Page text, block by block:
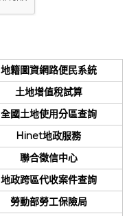
地籍圖資網路便民系統
土地增值稅試算
全國土地使用分區查詢
Hinet地政服務
聯合徵信中心
地政跨區代收案件查詢
勞動部勞工保險局